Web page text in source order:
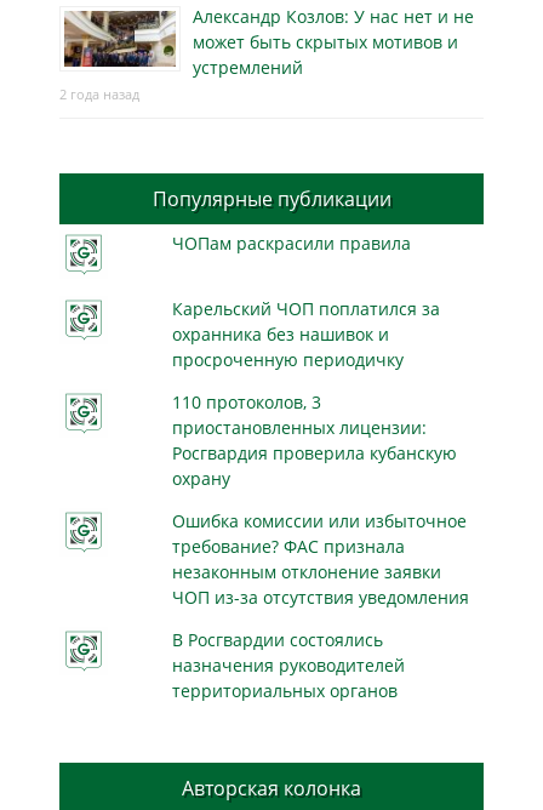
Александр Козлов: У нас нет и не
может быть скрытых мотивов и
устремлений
2 года назад
Популярные публикации
ЧОПам раскрасили правила
Карельский ЧОП поплатился за
охранника без нашивок и
просроченную периодичку
110 протоколов, 3
приостановленных лицензии:
Росгвардия проверила кубанскую
охрану
Ошибка комиссии или избыточное
требование? ФАС признала
незаконным отклонение заявки
ЧОП из-за отсутствия уведомления
В Росгвардии состоялись
назначения руководителей
территориальных органов
Авторская колонка